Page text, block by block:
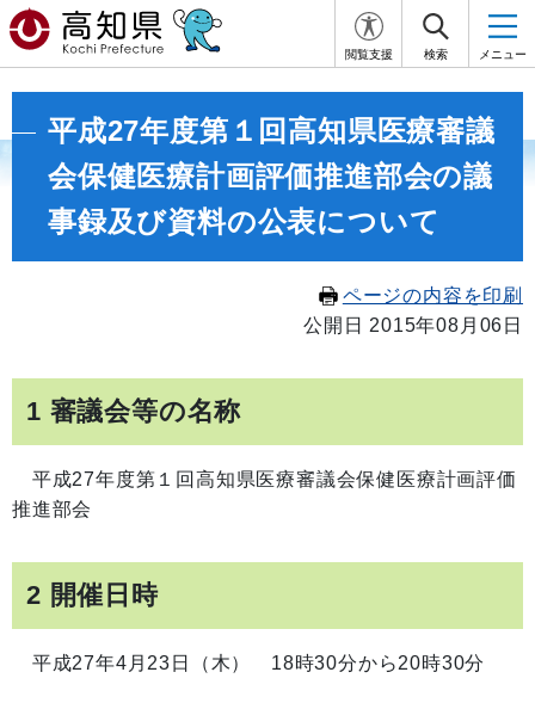
閲覧支援 検索 メニュー
平成27年度第１回高知県医療審議
会保健医療計画評価推進部会の議
事録及び資料の公表について
ページの内容を印刷
公開日 2015年08月06日
1 審議会等の名称
平成27年度第１回高知県医療審議会保健医療計画評価
推進部会
2 開催日時
平成27年4月23日（木） 18時30分から20時30分